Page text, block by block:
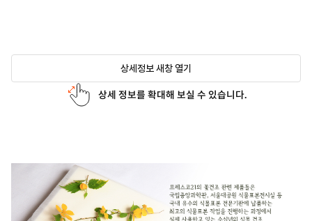
상세정보 새창 열기
상세 정보를 확대해 보실 수 있습니다.